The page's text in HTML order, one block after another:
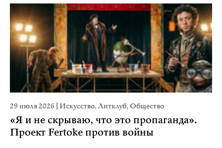
29 июля 2026 Искусство,Литклуб,Общество
«Я и не скрываю, что это пропаганда».
Проект Fertoke против войны